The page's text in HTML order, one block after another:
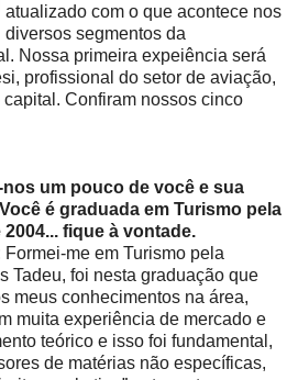
atualizado com o que acontece nos
diversos segmentos da
Nossa primeira expeiência será
profissional do setor de aviação,
Confiram nossos cinco
um pouco de você e sua
é graduada em Turismo pela
fique à vontade.
Formei-me em Turismo pela
Tadeu, foi nesta graduação que
meus conhecimentos na área,
muita experiência de mercado e
teórico e isso foi fundamental,
de matérias não específicas,